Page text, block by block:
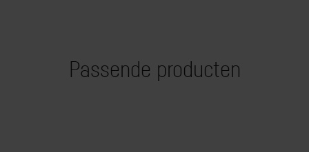
Passende producten